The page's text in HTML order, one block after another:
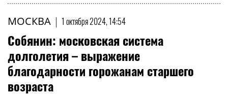
МОСКВА | 1 октября 2024, 14:54
Собянин: московская система
долголетия – выражение
благодарности горожанам старшего
возраста